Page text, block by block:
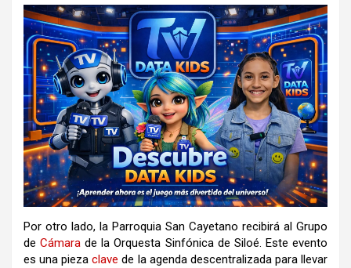
Por otro lado, la Parroquia San Cayetano recibirá al Grupo
deCámara de la Orquesta Sinfónica de Siloé. Este evento
es una piezaclave de la agendadescentralizada para llevar